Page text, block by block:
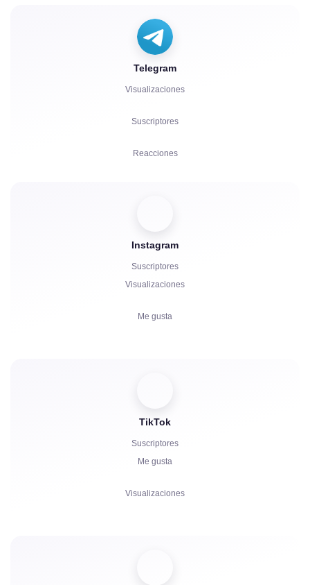
Votos
Reproducciones
Telegram
Visualizaciones
Suscriptores
Reacciones
Inicio del Bot
Comentarios
Quejas
Instagram
Suscriptores
Visualizaciones
Me gusta
TikTok
Suscriptores
Me gusta
Visualizaciones